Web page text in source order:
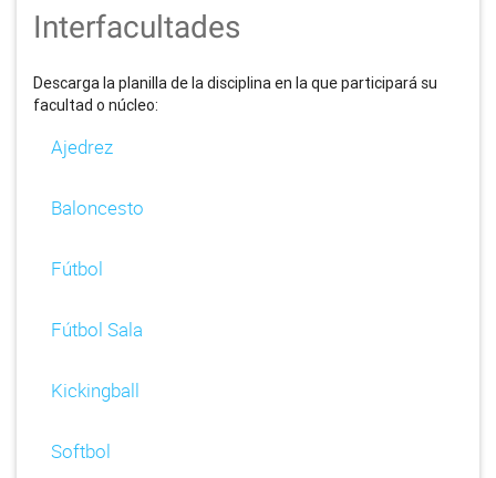
Interfacultades
Descarga la planilla de la disciplina en la que participará su
facultad o núcleo:
Ajedrez
Baloncesto
Fútbol
Fútbol Sala
Kickingball
Softbol